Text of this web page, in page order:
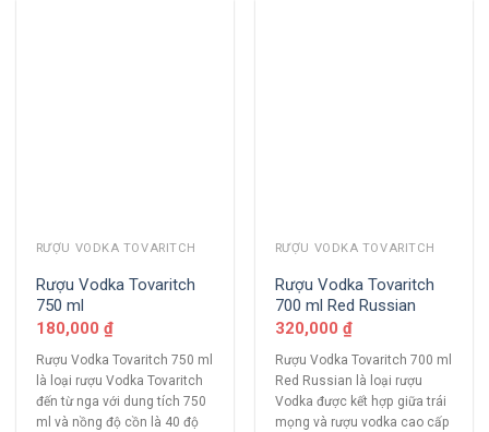
RƯỢU VODKA TOVARITCH
Rượu Vodka Tovaritch
750 ml
180,000 ₫
Rượu Vodka Tovaritch 750 ml
là loại rượu Vodka Tovaritch
đến từ nga với dung tích 750
ml và nồng độ cồn là 40 độ
RƯỢU VODKA TOVARITCH
Rượu Vodka Tovaritch
700 ml Red Russian
320,000 ₫
Rượu Vodka Tovaritch 700 ml
Red Russian là loại rượu
Vodka được kết hợp giữa trái
mọng và rượu vodka cao cấp